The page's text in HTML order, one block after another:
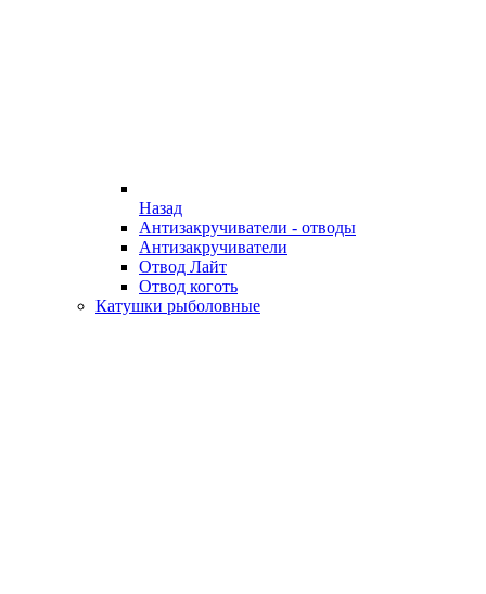
Назад
Антизакручиватели - отводы
Антизакручиватели
Отвод Лайт
Отвод коготь
Катушки рыболовные